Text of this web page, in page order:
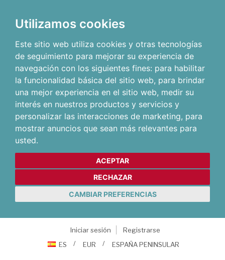
Utilizamos cookies
Este sitio web utiliza cookies y otras tecnologías
de seguimiento para mejorar su experiencia de
navegación con los siguientes fines: para habilitar
la funcionalidad básica del sitio web, para brindar
una mejor experiencia en el sitio web, medir su
interés en nuestros productos y servicios y
personalizar las interacciones de marketing, para
mostrar anuncios que sean más relevantes para
usted.
ACEPTAR
RECHAZAR
CAMBIAR PREFERENCIAS
Iniciar sesión
Registrarse
ES
EUR ESPAÑA PENINSULAR